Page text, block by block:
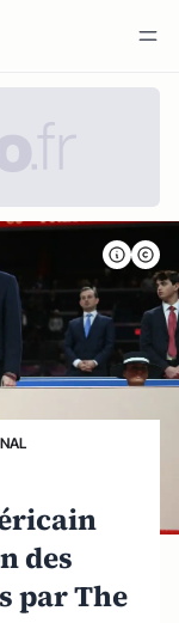
des
par The